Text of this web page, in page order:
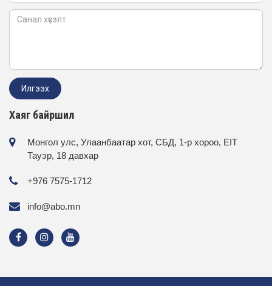
Хаяг байршил
Монгол улс, Улаанбаатар хот, СБД, 1-р хороо, EIT
Тауэр, 18 давхар
+976 7575-1712
info@abo.mn